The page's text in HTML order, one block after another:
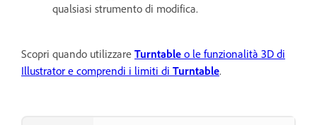
qualsiasi strumento di modifica.
Scopri quando utilizzare Turntable o le funzionalità 3D di
Illustrator e comprendi i limiti di Turntable.